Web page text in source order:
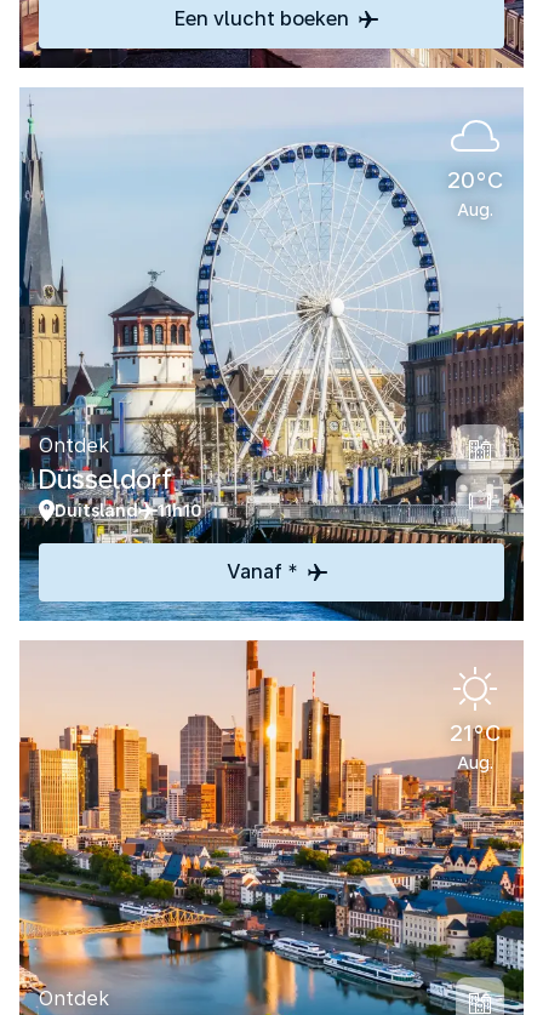
Een vlucht boeken
20°C
Aug.
Ontdek
Düsseldorf
Duitsland 11h10
Vanaf *
21°C
Aug.
Ontdek